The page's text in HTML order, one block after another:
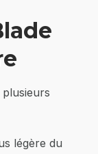
légère du